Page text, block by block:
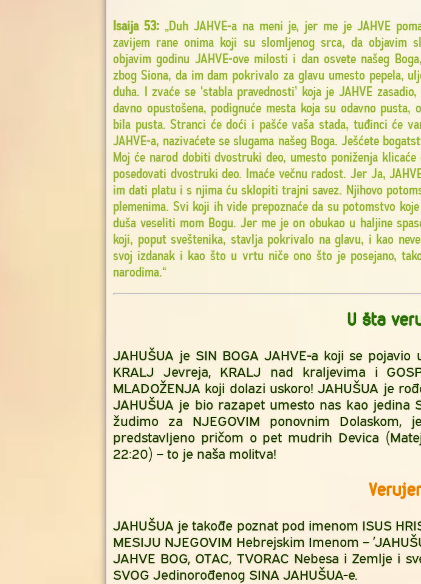
Isaija 53:„Duh JAHVE-a na meni je, jer me je JAHVE
zavijem rane onima koji su slomljenog srca, da objavim
objavim godinu JAHVE-ove milosti i dan osvete našeg
zbog Siona, da im dam pokrivalo za glavu umesto pepela,
duha. I zvaće se ‘stabla pravednosti’ koja je JAHVE
davno opustošena, podignuće mesta koja su odavno
bila pusta. Stranci će doći i pašće vaša stada, tuđinci će
JAHVE-a, nazivaćete se slugama našeg Boga. Ješćete
Moj će narod dobiti dvostruki deo, umesto poniženja
posedovati dvostruki deo. Imaće večnu radost. Jer Ja,
im dati platu i s njima ću sklopiti trajni savez. Njihovo
plemenima. Svi koji ih vide prepoznaće da su potomstvo
duša veseliti mom Bogu. Jer me je on obukao u haljine
koji, poput sveštenika, stavlja pokrivalo na glavu, i kao
svoj izdanak i kao što u vrtu niče ono što je posejano,
narodima.“
U šta
JAHUŠUA je SIN BOGA JAHVE-a koji se
KRALJ Jevreja, KRALJ nad kraljevima i
MLADOŽENJA koji dolazi uskoro! JAHUŠUA je
JAHUŠUA je bio razapet umesto nas kao
žudimo za NJEGOVIM ponovnim
predstavljeno pričom o pet mudrih Devica
22:20) – to je naša molitva!
JAHUŠUA je takođe poznat pod imenom ISUS
MESIJU NJEGOVIM Hebrejskim Imenom –
JAHVE BOG, OTAC, TVORAC Nebesa i Zemlje i
SVOG Jedinorođenog SINA JAHUŠUA-e.